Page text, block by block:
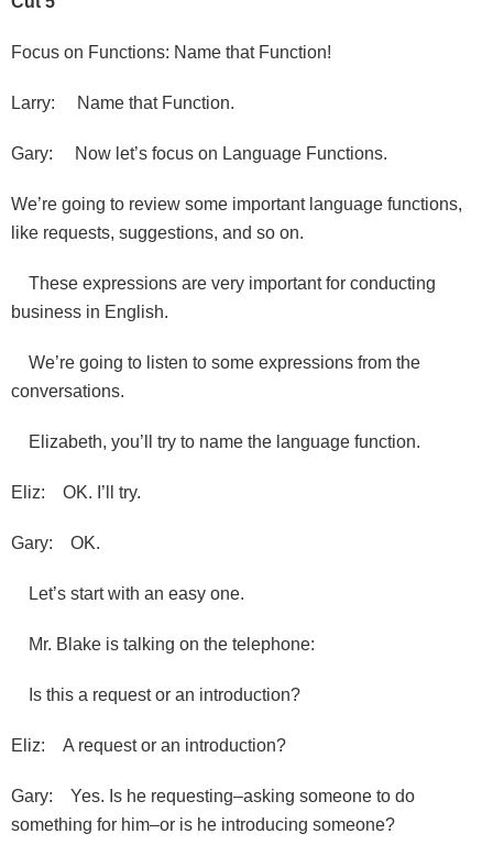
Focus on Functions: Name that Function!
Larry: Name that Function.
Gary: Now let’s focus on Language Functions.
We’re going to review some important language functions,
like requests, suggestions, and so on.
These expressions are very important for conducting
business in English.
We’re going to listen to some expressions from the
conversations.
Elizabeth, you’ll try to name the language function.
Eliz: OK. I’ll try.
Gary: OK.
Let’s start with an easy one.
Mr. Blake is talking on the telephone:
Is this a request or an introduction?
Eliz: A request or an introduction?
Gary: Yes. Is he requesting–asking someone to do
something for him–or is he introducing someone?